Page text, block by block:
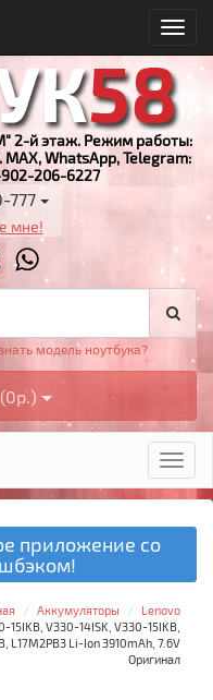
2-й этаж. Режим работы:
MAX, WhatsApp, Telegram:
206-6227
777
мне!
модель ноутбука?
приложение со
Аккумуляторы
Lenovo
15IKB, V330-14ISK, V330-15IKB,
L17M2PB3 Li-Ion 3910mAh, 7.6V
Оригинал